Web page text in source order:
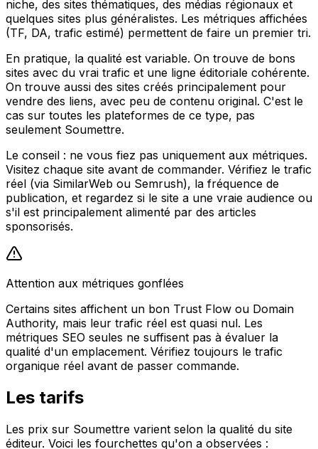
niche, des sites thématiques, des médias régionaux et
quelques sites plus généralistes. Les métriques affichées
(TF, DA, trafic estimé) permettent de faire un premier tri.
En pratique, la qualité est variable. On trouve de bons
sites avec du vrai trafic et une ligne éditoriale cohérente.
On trouve aussi des sites créés principalement pour
vendre des liens, avec peu de contenu original. C'est le
cas sur toutes les plateformes de ce type, pas
seulement Soumettre.
Le conseil : ne vous fiez pas uniquement aux métriques.
Visitez chaque site avant de commander. Vérifiez le trafic
réel (via SimilarWeb ou Semrush), la fréquence de
publication, et regardez si le site a une vraie audience ou
s'il est principalement alimenté par des articles
sponsorisés.
Attention aux métriques gonflées
Certains sites affichent un bon Trust Flow ou Domain
Authority, mais leur trafic réel est quasi nul. Les
métriques SEO seules ne suffisent pas à évaluer la
qualité d'un emplacement. Vérifiez toujours le trafic
organique réel avant de passer commande.
Les tarifs
Les prix sur Soumettre varient selon la qualité du site
éditeur. Voici les fourchettes qu'on a observées :